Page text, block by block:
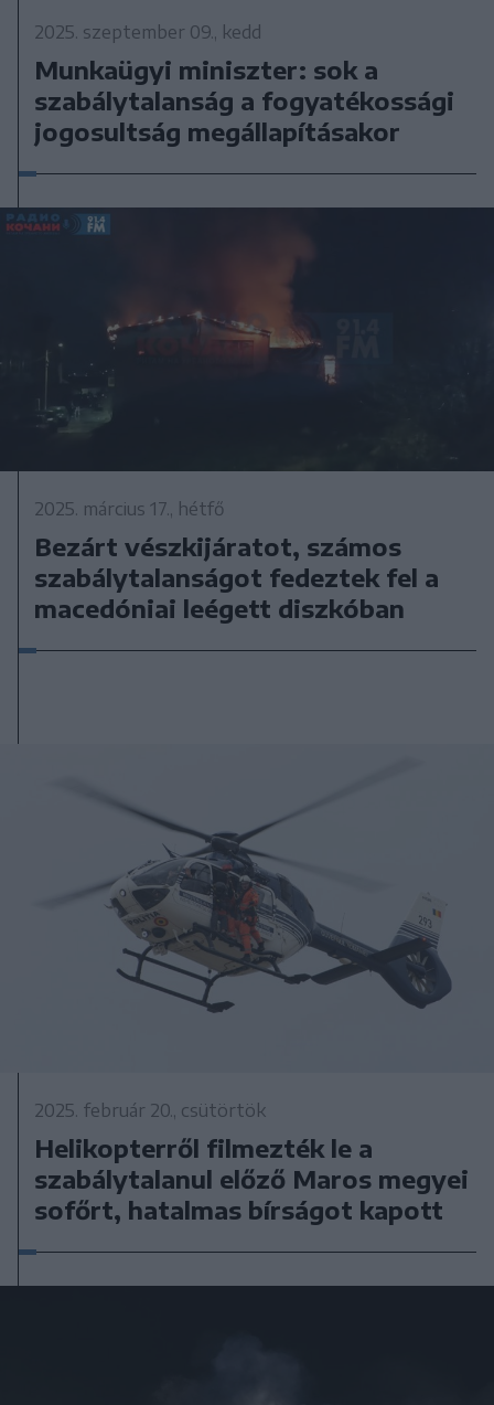
2025. szeptember 09., kedd
Munkaügyi miniszter: sok a
szabálytalanság a fogyatékossági
jogosultság megállapításakor
2025. március 17., hétfő
Bezárt vészkijáratot, számos
szabálytalanságot fedeztek fel a
macedóniai leégett diszkóban
2025. február 20., csütörtök
Helikopterről filmezték le a
szabálytalanul előző Maros megyei
sofőrt, hatalmas bírságot kapott